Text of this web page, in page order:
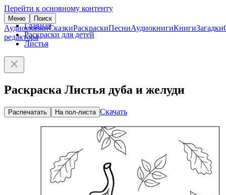
Перейти к основному контенту
Меню Поиск
АудиосказкиСказкиРаскраскиПесниАудиокнигиКнигиЗагадки
редактора
Главная
Раскраски для детей
Листья
Раскраска Листья дуба и желуди
Распечатать На пол-листа Скачать